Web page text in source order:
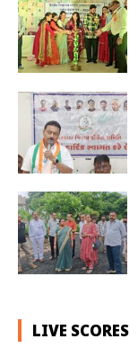
LIVE SCORES